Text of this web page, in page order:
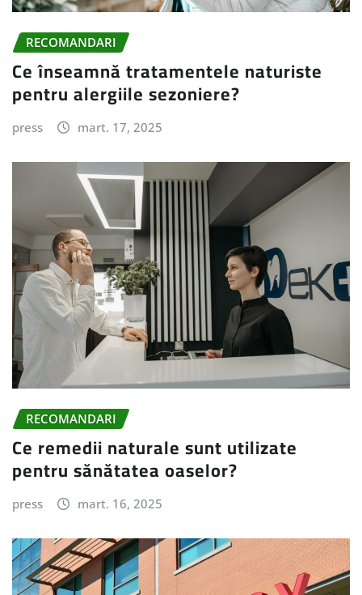
RECOMANDARI
Ce înseamnă tratamentele naturiste
pentru alergiile sezoniere?
press mart. 17, 2025
RECOMANDARI
Ce remedii naturale sunt utilizate
pentru sănătatea oaselor?
press mart. 16, 2025